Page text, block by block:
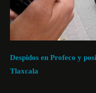
Despidos en Profeco y
Tlaxcala